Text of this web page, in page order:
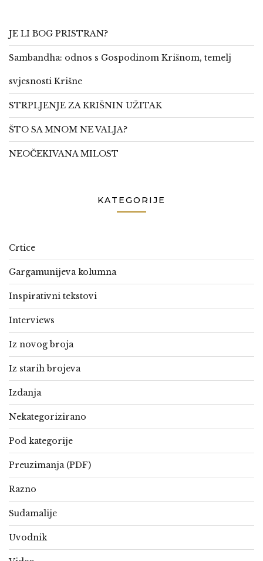
JE LI BOG PRISTRAN?
Sambandha: odnos s Gospodinom Krišnom, temelj
svjesnosti Krišne
STRPLJENJE ZA KRIŠNIN UŽITAK
ŠTO SA MNOM NE VALJA?
NEOČEKIVANA MILOST
KATEGORIJE
Crtice
Gargamunijeva kolumna
Inspirativni tekstovi
Interviews
Iz novog broja
Iz starih brojeva
Izdanja
Nekategorizirano
Pod kategorije
Preuzimanja (PDF)
Razno
Sudamalije
Uvodnik